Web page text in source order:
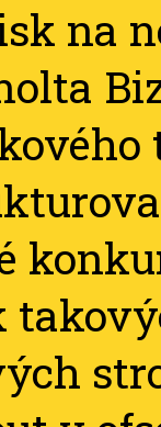
na